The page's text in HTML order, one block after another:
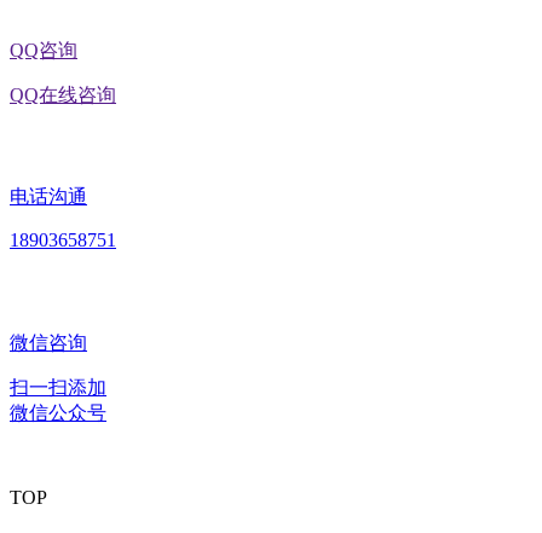
QQ咨询
QQ在线咨询
电话沟通
18903658751
微信咨询
扫一扫添加
微信公众号
TOP